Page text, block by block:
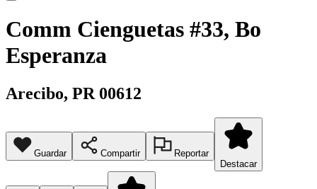
Comm Cienguetas #33, Bo
Esperanza
Arecibo, PR 00612
Guardar Compartir
Reportar
Destacar